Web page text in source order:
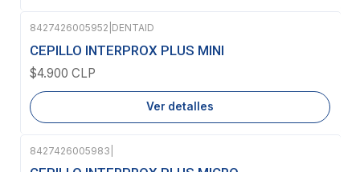
Agotado
8427426005952 DENTAID
CEPILLO INTERPROX PLUS MINI
$4.900 CLP
Ver detalles
8427426005983